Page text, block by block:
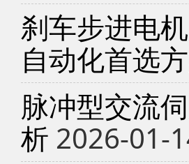
刹车步进电
自动化首选
脉冲型交流
析 2026-01-